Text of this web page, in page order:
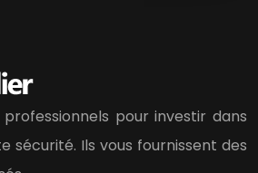
pour investir dans
sécurité. Ils vous fournissent des